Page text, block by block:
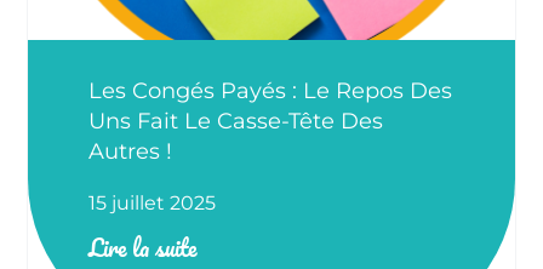
Les Congés Payés : Le Repos Des
Uns Fait Le Casse-Tête Des
Autres !
15 juillet 2025
Lire la suite